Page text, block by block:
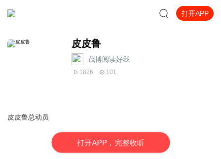
打开APP
皮皮鲁
茂博阅读好我
1826 101
皮皮鲁总动员
打开APP，完整收听